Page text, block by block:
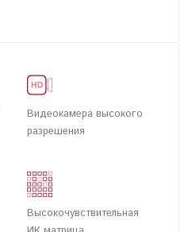
Видеокамера высокого
разрешения
Высокочувствительная